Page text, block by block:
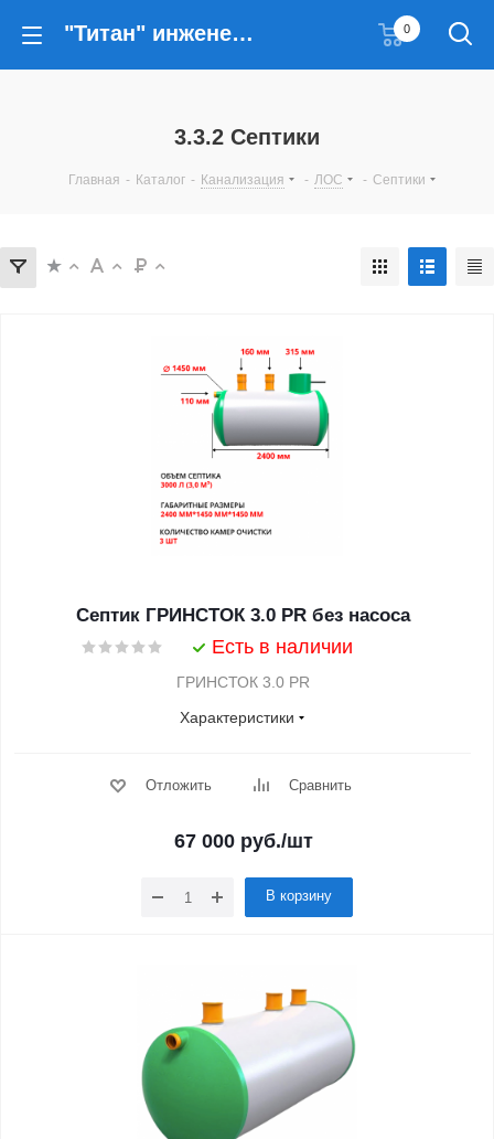
"Титан" инженерные решения 0
3.3.2 Септики
Главная - Каталог - Канализация - ЛОС - Септики
Септик ГРИНСТОК 3.0 PR без насоса
Есть в наличии
ГРИНСТОК 3.0 PR
Характеристики
Отложить Сравнить
67 000руб./шт
В корзину